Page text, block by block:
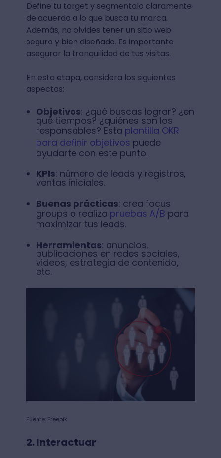
Define tu target y segmentalo claramente
de acuerdo a lo que busca tu marca.
Además, no olvides tener un sitio web
seguro y bien diseñado. Es importante
asegurar la tranquilidad de tus visitas.
En esta etapa, considera los siguientes
aspectos:
Objetivos: ¿qué buscas lograr? ¿en
qué tiempos? ¿quiénes son los
responsables? Esta plantilla OKR
para definir objetivos puede
ayudarte con este punto.
KPIs: número de leads y registros,
ventas iniciales.
Buenas prácticas: crea focus
groups o realiza pruebas A/B para
maximizar tus leads.
Herramientas: anuncios,
publicaciones en redes sociales,
videos, estrategia de contenido,
etc.
Fuente: Freepik
2. Interactuar